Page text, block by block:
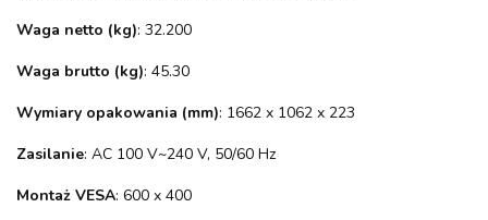
Waga netto (kg): 32.200
Waga brutto (kg): 45.30
Wymiary opakowania (mm): 1662 x 1062 x 223
Zasilanie: AC 100 V~240 V, 50/60 Hz
Montaż VESA: 600 x 400